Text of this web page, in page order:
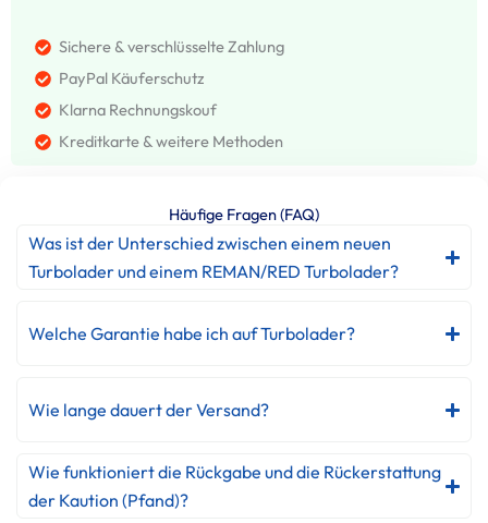
Sichere & verschlüsselte Zahlung
PayPal Käuferschutz
Klarna Rechnungskouf
Kreditkarte & weitere Methoden
Häufige Fragen (FAQ)
Was ist der Unterschied zwischen einem neuen
Turbolader und einem REMAN/RED Turbolader?
Welche Garantie habe ich auf Turbolader?
Wie lange dauert der Versand?
Wie funktioniert die Rückgabe und die Rückerstattung
der Kaution (Pfand)?